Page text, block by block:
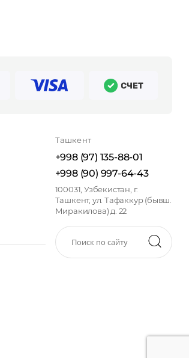
Ташкент
+998 (97) 135-88-01
+998 (90) 997-64-43
100031, Узбекистан, г.
Ташкент, ул. Тафаккур (бывш.
Миракилова) д. 22